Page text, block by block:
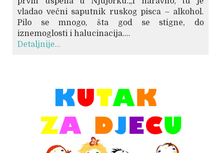
vladao večni saputnik ruskog pisca – alkohol.
Pilo se mnogo, šta god se stigne, do
iznemoglosti i halucinacija....
Detaljnije...